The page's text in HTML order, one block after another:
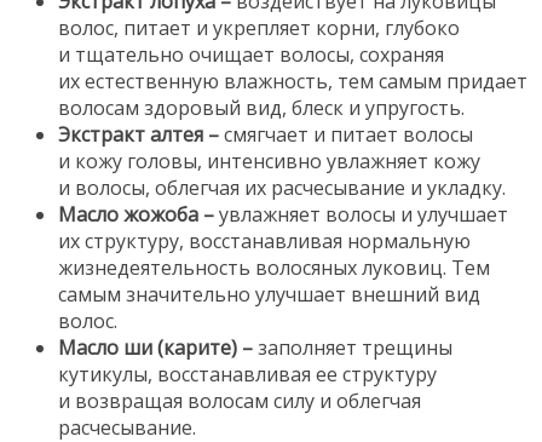
волос, питает и укрепляет корни, глубоко
и тщательно очищает волосы, сохраняя
их естественную влажность, тем самым придает
волосам здоровый вид, блеск и упругость.
Экстракт алтея –смягчает и питает волосы
и кожу головы, интенсивно увлажняет кожу
и волосы, облегчая их расчесывание и укладку.
Масло жожоба –увлажняет волосы и улучшает
их структуру, восстанавливая нормальную
жизнедеятельность волосяных луковиц. Тем
самым значительно улучшает внешний вид
волос.
Масло ши (карите) –заполняет трещины
кутикулы, восстанавливая ее структуру
и возвращая волосам силу и облегчая
расчесывание.